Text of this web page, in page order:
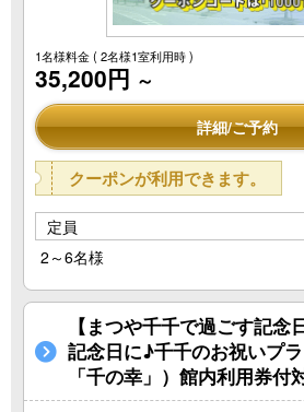
1名様料金( 2名様1室利用時 )
35,200円 ～
詳細/ご予約
クーポンが利用できます。
定員
2～6名様
【まつや千千で過ごす記念
記念日に♪千千のお祝いプ
「千の幸」）館内利用券付